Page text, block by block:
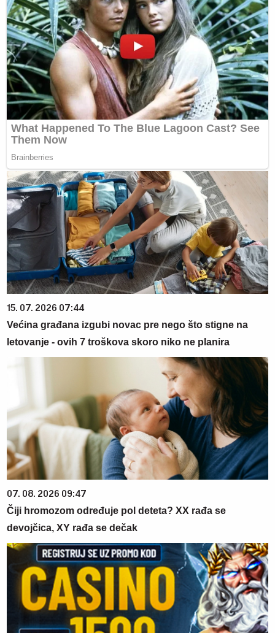
15. 07. 2026 07:44
Većina građana izgubi novac pre nego što stigne na
letovanje - ovih 7 troškova skoro niko ne planira
07. 08. 2026 09:47
Čiji hromozom određuje pol deteta? XX rađa se
devojčica, XY rađa se dečak